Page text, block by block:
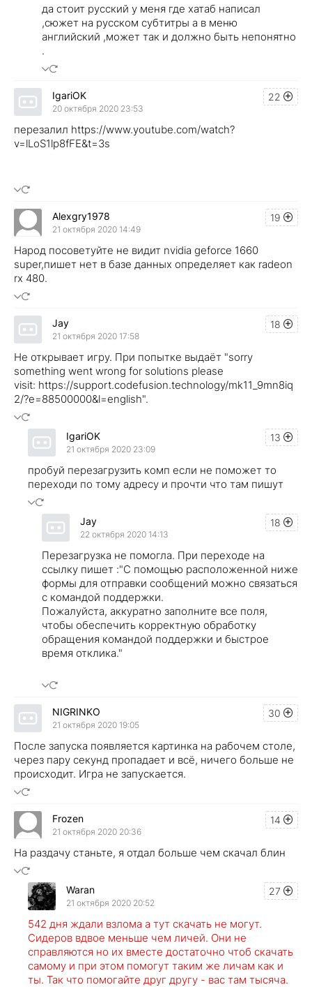
да стоит русский у меня где хатаб написал
,сюжет на русском субтитры а в меню
английский ,может так и должно быть непонятно
.
22
IgariOK
20 октября 2020 23:53
перезалил https://www.youtube.com/watch?
v=lLoS1lp8fFE&t=3s
19
Alexgry1978
21 октября 2020 14:49
Народ посоветуйте не видит nvidia geforce 1660
super,пишет нет в базе данных определяет как radeon
rx 480.
18
Jay
21 октября 2020 17:58
Не открывает игру. При попытке выдаёт "sorry
something went wrong for solutions please
visit: https://support.codefusion.technology/mk11_9mn8iq
2/?e=88500000&l=english".
13
IgariOK
21 октября 2020 23:09
пробуй перезагрузить комп если не поможет то
переходи по тому адресу и прочти что там пишут
18
Jay
22 октября 2020 14:13
Перезагрузка не помогла. При переходе на
ссылку пишет :"С помощью расположенной ниже
формы для отправки сообщений можно связаться
с командой поддержки.
Пожалуйста, аккуратно заполните все поля,
чтобы обеспечить корректную обработку
обращения командой поддержки и быстрое
время отклика."
30
NIGRINKO
21 октября 2020 19:05
После запуска появляется картинка на рабочем столе,
через пару секунд пропадает и всё, ничего больше не
происходит. Игра не запускается.
14
Frozen
21 октября 2020 20:36
На раздачу станьте, я отдал больше чем скачал блин
27
Waran
21 октября 2020 20:52
542 дня ждали взлома а тут скачать не могут.
Сидеров вдвое меньше чем личей. Они не
справляются но их вместе достаточно чтоб скачать
самому и при этом помогут таким же личам как и
ты. Так что помогайте друг другу - вас там тысяча.